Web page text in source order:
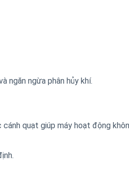
ngăn ngừa phân hủy khí.
quạt giúp máy hoạt động